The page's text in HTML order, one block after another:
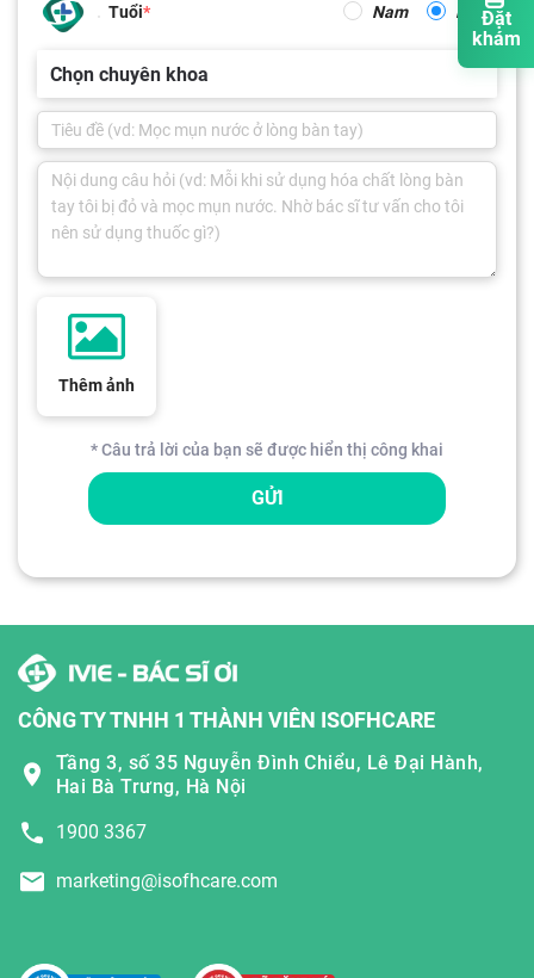
Đặt
khám
Tuổi Nam Nữ
Chọn chuyên khoa
Thêm ảnh
* Câu trả lời của bạn sẽ được hiển thị công khai
GỬI
CÔNG TY TNHH 1 THÀNH VIÊN ISOFHCARE
Tầng 3, số 35 Nguyễn Đình Chiểu, Lê Đại Hành,
Hai Bà Trưng, Hà Nội
1900 3367
marketing@isofhcare.com